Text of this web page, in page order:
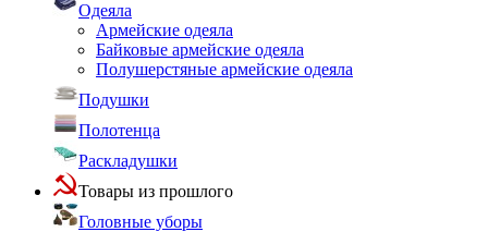
Одеяла
Армейские одеяла
Байковые армейские одеяла
Полушерстяные армейские одеяла
Подушки
Полотенца
Раскладушки
Товары из прошлого
Головные уборы